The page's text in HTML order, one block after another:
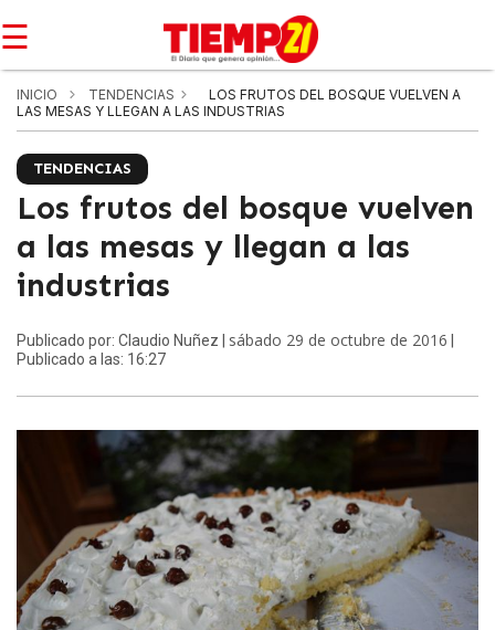
☰
INICIO TENDENCIAS
LOS FRUTOS DEL BOSQUE VUELVEN A
LAS MESAS Y LLEGAN A LAS INDUSTRIAS
TENDENCIAS
Los frutos del bosque vuelven
a las mesas y llegan a las
industrias
Publicado por: Claudio Nuñez | sábado 29 de octubre de 2016
Publicado a las: 16:27